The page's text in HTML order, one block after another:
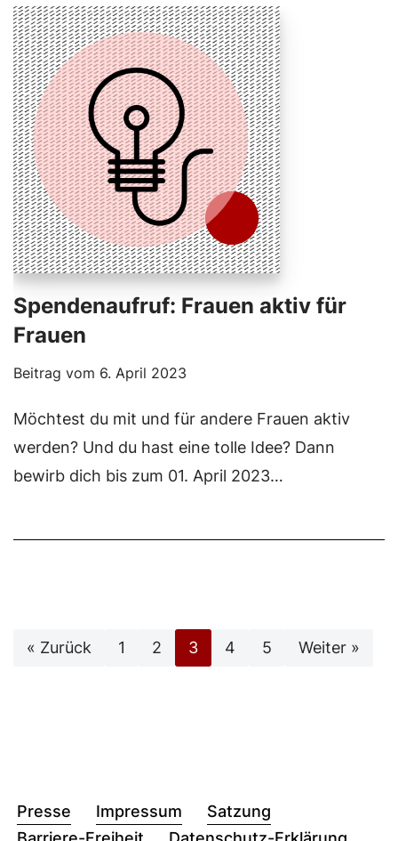
Spendenaufruf: Frauen aktiv für
Frauen
Beitrag vom 6. April 2023
Möchtest du mit und für andere Frauen aktiv
werden? Und du hast eine tolle Idee? Dann
bewirb dich bis zum 01. April 2023…
« Zurück 1 2 3 4 5 Weiter »
Presse Impressum
Satzung